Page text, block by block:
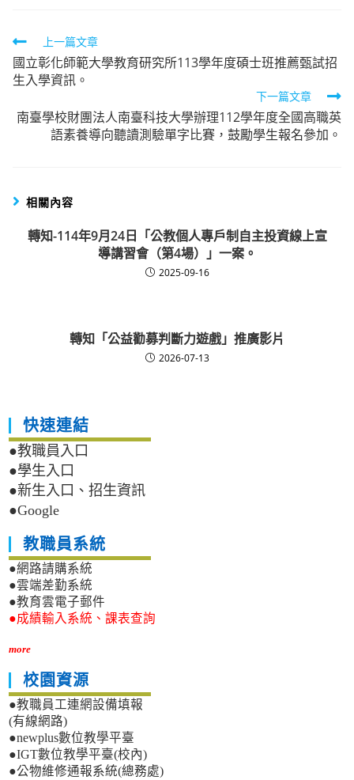
Read
more
articles
上一篇文章
國立彰化師範大學教育研究所113學年度碩士班推薦甄試招
生入學資訊。
下一篇文章
南臺學校財團法人南臺科技大學辦理112學年度全國高職英
語素養導向聽讀測驗單字比賽，鼓勵學生報名參加。
相關內容
轉知-114年9月24日「公教個人專戶制自主投資線上宣
導講習會（第4場）」一案。
2025-09-16
轉知「公益勸募判斷力遊戲」推廣影片
2026-07-13
快速連結
●教職員入口
●學生入口
●新生入口、招生資訊
●Google
教職員系統
●網路請購系統
●雲端差勤系統
●教育雲電子郵件
●成績輸入系統、課表查詢
more
校園資源
●教職員工連網設備填報
(有線網路)
●newplus數位教學平臺
●IGT數位教學平臺(校內)
●公物維修通報系統(總務處)